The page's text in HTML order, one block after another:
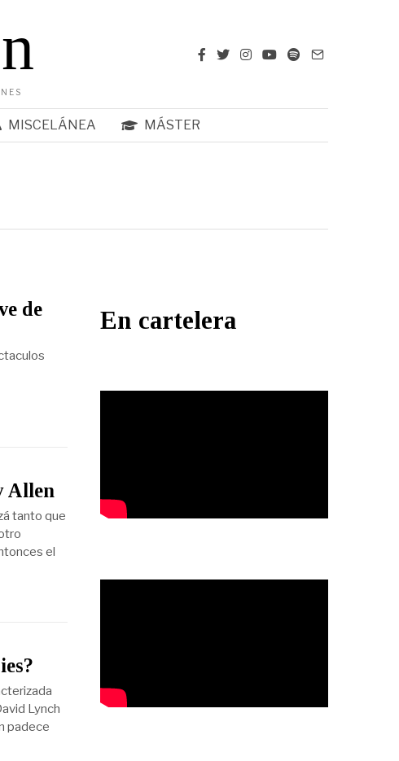
MISCELÁNEA MÁSTER
de
Allen
tanto que
el
Lynch
padece
En cartelera